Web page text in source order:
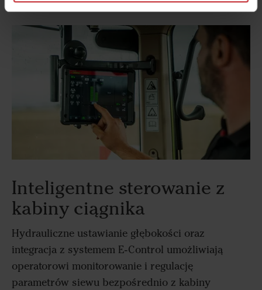
Inteligentne sterowanie z
kabiny ciągnika
Hydrauliczne ustawianie głębokości oraz
integracja z systemem E-Control umożliwiają
operatorowi monitorowanie i regulację
parametrów siewu bezpośrednio z kabiny